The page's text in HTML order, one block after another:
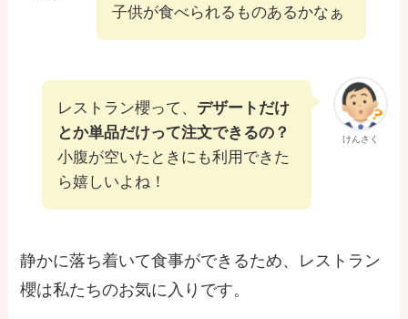
子供が食べられるものあるかなぁ
けんさく
レストラン櫻って、 デザートだけ
とか単品だけって注文できるの？
小腹が空いたときにも利用できた
ら嬉しいよね！
静かに落ち着いて食事ができるため、レストラン
櫻は私たちのお気に入りです。